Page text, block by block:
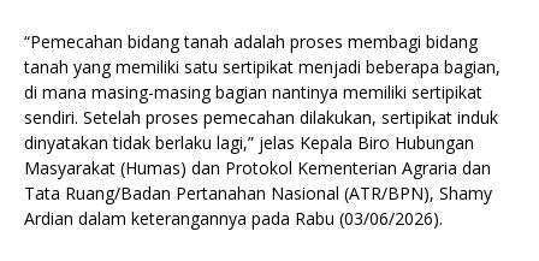
“Pemecahan bidang tanah adalah proses membagi bidang
tanah yang memiliki satu sertipikat menjadi beberapa bagian,
di mana masing-masing bagian nantinya memiliki sertipikat
sendiri. Setelah proses pemecahan dilakukan, sertipikat induk
dinyatakan tidak berlaku lagi,” jelas Kepala Biro Hubungan
Masyarakat (Humas) dan Protokol Kementerian Agraria dan
Tata Ruang/Badan Pertanahan Nasional (ATR/BPN), Shamy
Ardian dalam keterangannya pada Rabu (03/06/2026).